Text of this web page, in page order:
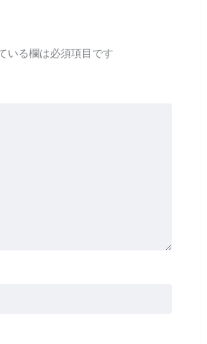
いる欄は必須項目です